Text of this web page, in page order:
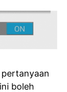
boleh